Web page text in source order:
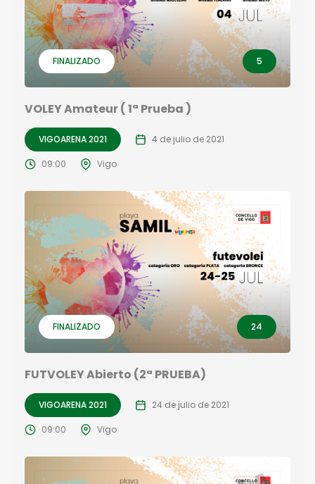
FINALIZADO 5
VOLEY Amateur ( 1ª Prueba )
VIGOARENA 2021 4 de julio de 2021
09:00 Vigo
FINALIZADO 24
FUTVOLEY Abierto (2ª PRUEBA)
VIGOARENA 2021 24 de julio de 2021
09:00 Vigo